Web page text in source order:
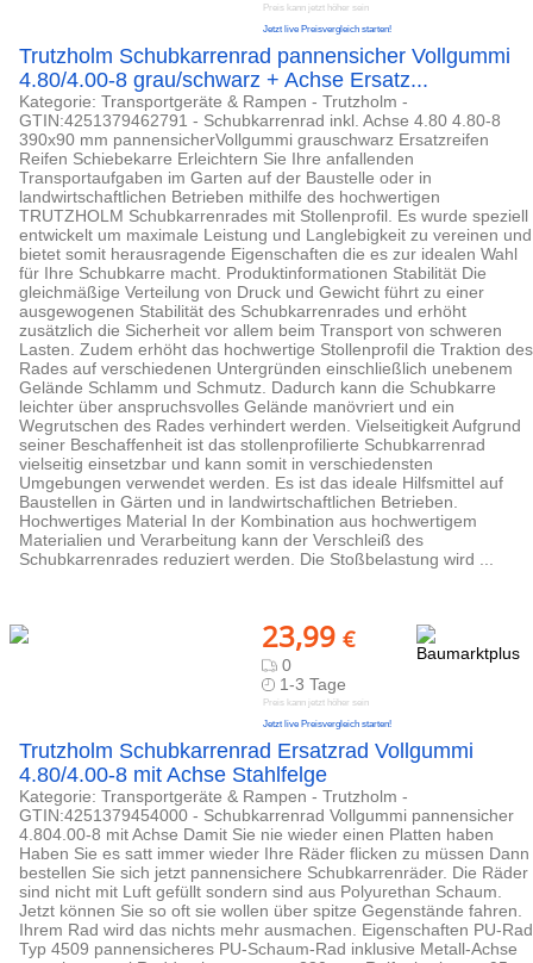
Preis kann jetzt höher sein
Jetzt live Preisvergleich starten!
Trutzholm Schubkarrenrad pannensicher Vollgummi
4.80/4.00-8 grau/schwarz + Achse Ersatz...
Kategorie: Transportgeräte & Rampen - Trutzholm -
GTIN:4251379462791 - Schubkarrenrad inkl. Achse 4.80 4.80-8
390x90 mm pannensicherVollgummi grauschwarz Ersatzreifen
Reifen Schiebekarre Erleichtern Sie Ihre anfallenden
Transportaufgaben im Garten auf der Baustelle oder in
landwirtschaftlichen Betrieben mithilfe des hochwertigen
TRUTZHOLM Schubkarrenrades mit Stollenprofil. Es wurde speziell
entwickelt um maximale Leistung und Langlebigkeit zu vereinen und
bietet somit herausragende Eigenschaften die es zur idealen Wahl
für Ihre Schubkarre macht. Produktinformationen Stabilität Die
gleichmäßige Verteilung von Druck und Gewicht führt zu einer
ausgewogenen Stabilität des Schubkarrenrades und erhöht
zusätzlich die Sicherheit vor allem beim Transport von schweren
Lasten. Zudem erhöht das hochwertige Stollenprofil die Traktion des
Rades auf verschiedenen Untergründen einschließlich unebenem
Gelände Schlamm und Schmutz. Dadurch kann die Schubkarre
leichter über anspruchsvolles Gelände manövriert und ein
Wegrutschen des Rades verhindert werden. Vielseitigkeit Aufgrund
seiner Beschaffenheit ist das stollenprofilierte Schubkarrenrad
vielseitig einsetzbar und kann somit in verschiedensten
Umgebungen verwendet werden. Es ist das ideale Hilfsmittel auf
Baustellen in Gärten und in landwirtschaftlichen Betrieben.
Hochwertiges Material In der Kombination aus hochwertigem
Materialien und Verarbeitung kann der Verschleiß des
Schubkarrenrades reduziert werden. Die Stoßbelastung wird ...
23,99 €
0
1-3 Tage
Preis kann jetzt höher sein
Jetzt live Preisvergleich starten!
Trutzholm Schubkarrenrad Ersatzrad Vollgummi
4.80/4.00-8 mit Achse Stahlfelge
Kategorie: Transportgeräte & Rampen - Trutzholm -
GTIN:4251379454000 - Schubkarrenrad Vollgummi pannensicher
4.804.00-8 mit Achse Damit Sie nie wieder einen Platten haben
Haben Sie es satt immer wieder Ihre Räder flicken zu müssen Dann
bestellen Sie sich jetzt pannensichere Schubkarrenräder. Die Räder
sind nicht mit Luft gefüllt sondern sind aus Polyurethan Schaum.
Jetzt können Sie so oft sie wollen über spitze Gegenstände fahren.
Ihrem Rad wird das nichts mehr ausmachen. Eigenschaften PU-Rad
Typ 4509 pannensicheres PU-Schaum-Rad inklusive Metall-Achse